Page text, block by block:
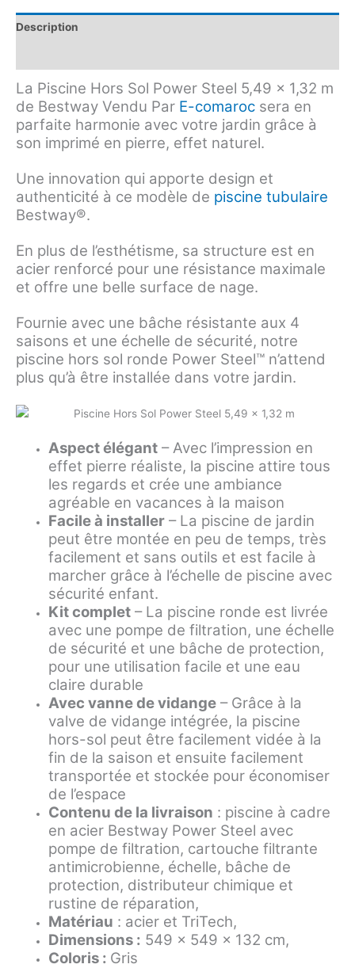
Description
La Piscine Hors Sol Power Steel 5,49 x 1,32 m
de Bestway Vendu Par E-comaroc sera en
parfaite harmonie avec votre jardin grâce à
son imprimé en pierre, effet naturel.
Une innovation qui apporte design et
authenticité à ce modèle de piscine tubulaire
Bestway®.
En plus de l’esthétisme, sa structure est en
acier renforcé pour une résistance maximale
et offre une belle surface de nage.
Fournie avec une bâche résistante aux 4
saisons et une échelle de sécurité, notre
piscine hors sol ronde Power Steel™ n’attend
plus qu’à être installée dans votre jardin.
Aspect élégant – Avec l’impression en
effet pierre réaliste, la piscine attire tous
les regards et crée une ambiance
agréable en vacances à la maison
Facile à installer – La piscine de jardin
peut être montée en peu de temps, très
facilement et sans outils et est facile à
marcher grâce à l’échelle de piscine avec
sécurité enfant.
Kit complet – La piscine ronde est livrée
avec une pompe de filtration, une échelle
de sécurité et une bâche de protection,
pour une utilisation facile et une eau
claire durable
Avec vanne de vidange – Grâce à la
valve de vidange intégrée, la piscine
hors-sol peut être facilement vidée à la
fin de la saison et ensuite facilement
transportée et stockée pour économiser
de l’espace
Contenu de la livraison : piscine à cadre
en acier Bestway Power Steel avec
pompe de filtration, cartouche filtrante
antimicrobienne, échelle, bâche de
protection, distributeur chimique et
rustine de réparation,
Matériau : acier et TriTech,
Dimensions : 549 x 549 x 132 cm,
Coloris : Gris